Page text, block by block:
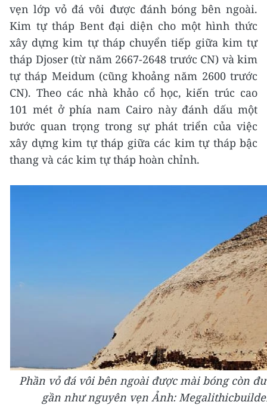
vẹn lớp vỏ đá vôi được đánh bóng bên ngoài.
Kim tự tháp Bent đại diện cho một hình thức
xây dựng kim tự tháp chuyển tiếp giữa kim tự
tháp Djoser (từ năm 2667-2648 trước CN) và kim
tự tháp Meidum (cũng khoảng năm 2600 trước
CN). Theo các nhà khảo cổ học, kiến trúc cao
101 mét ở phía nam Cairo này đánh dấu một
bước quan trọng trong sự phát triển của việc
xây dựng kim tự tháp giữa các kim tự tháp bậc
thang và các kim tự tháp hoàn chỉnh.
Phần vỏ đá vôi bên ngoài được mài bóng còn
gần như nguyên vẹn Ảnh: